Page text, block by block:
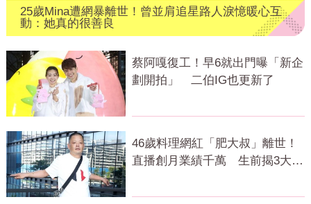
25歲Mina遭網暴離世！曾並肩追星路人淚憶暖心互
動：她真的很善良
蔡阿嘎復工！早6就出門曝「新企
劃開拍」 二伯IG也更新了
46歲料理網紅「肥大叔」離世！
直播創月業績千萬 生前揭3大成